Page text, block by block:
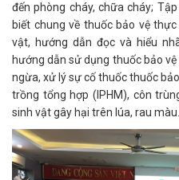
đến phòng cháy, chữa cháy;
biết chung về thuốc bảo vệ
vật, hướng dẫn đọc và hiểu
hướng dẫn sử dụng thuốc bảo
ngừa, xử lý sự cố thuốc thuốc
trồng tổng hợp (IPHM), côn
sinh vật gây hại trên lúa, rau màu...